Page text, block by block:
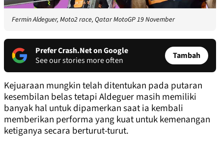
Fermin Aldeguer, Moto2 race, Qatar MotoGP 19 November
Prefer Crash.Net on Google
See our stories more often
Tambah
Kejuaraan mungkin telah ditentukan pada putaran
kesembilan belas tetapi Aldeguer masih memiliki
banyak hal untuk dipamerkan saat ia kembali
memberikan performa yang kuat untuk kemenangan
ketiganya secara berturut-turut.